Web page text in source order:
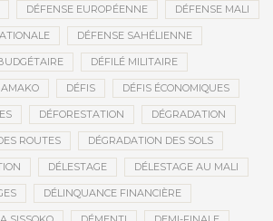
DÉFENSE EUROPÉENNE DÉFENSE MALI
DÉFENSE SAHÉLIENNE
DÉFILÉ MILITAIRE
DÉFIS DÉFIS ÉCONOMIQUES
DÉFORESTATION DÉGRADATION
ROUTES DÉGRADATION DES SOLS
DÉLESTAGE DÉLESTAGE AU MALI
DÉLINQUANCE FINANCIÈRE